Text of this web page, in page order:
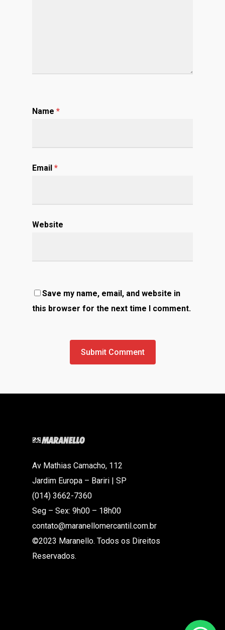
Name *
Email *
Website
Save my name, email, and website in
this browser for the next time I comment.
Av Mathias Camacho, 112
Jardim Europa – Bariri | SP
(014) 3662-7360
Seg – Sex: 9h00 – 18h00
contato@maranellomercantil.com.br
©2023 Maranello. Todos os Direitos
Reservados.